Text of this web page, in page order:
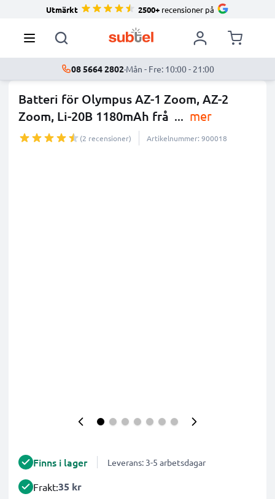
Utmärkt 2500+ recensioner på
08 5664 2802·Mån - Fre: 10:00 - 21:00
Batteri för Olympus AZ-1 Zoom, AZ-2
Zoom, Li-20B 1180mAh frå ... mer
(2 recensioner) Artikelnummer: 900018
Finns i lager Leverans: 3-5 arbetsdagar
Frakt:35 kr